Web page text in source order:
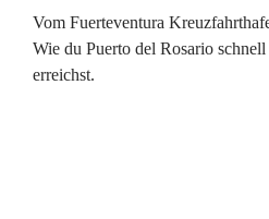
Vom Fuerteventura
Wie du Puerto del Rosario
erreichst.